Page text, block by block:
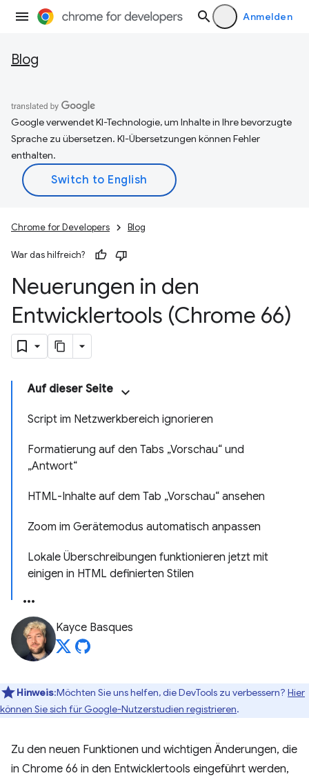
Anmelden
Blog
Google verwendet KI-Technologie, um Inhalte in Ihre bevorzugte
Sprache zu übersetzen. KI-Übersetzungen können Fehler
enthalten.
Chrome for Developers Blog
War das hilfreich?
Neuerungen in den
Entwicklertools (Chrome 66)
Auf dieser Seite
Script im Netzwerkbereich ignorieren
Formatierung auf den Tabs „Vorschau“ und
„Antwort“
HTML-Inhalte auf dem Tab „Vorschau“ ansehen
Zoom im Gerätemodus automatisch anpassen
Lokale Überschreibungen funktionieren jetzt mit
einigen in HTML definierten Stilen
Kayce Basques
Hinweis:Möchten Sie uns helfen, die DevTools zu verbessern? Hier
können Sie sich für Google-Nutzerstudien registrieren.
Zu den neuen Funktionen und wichtigen Änderungen, die
in Chrome 66 in den Entwicklertools eingeführt werden,